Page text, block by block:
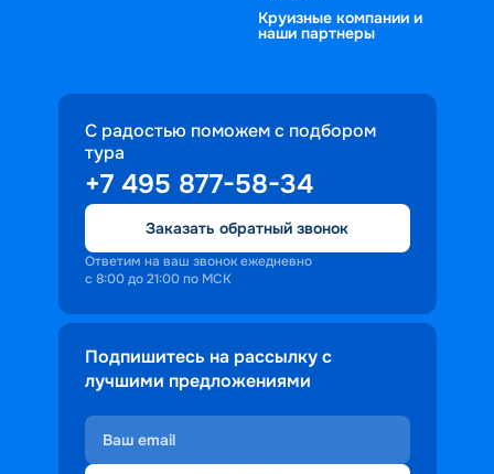
Круизные компании и
наши партнеры
С радостью поможем с подбором
тура
+7 495 877-58-34
Заказать обратный звонок
Ответим на ваш звонок ежедневно
с 8:00 до 21:00 по МСК
Подпишитесь на рассылку с
лучшими предложениями